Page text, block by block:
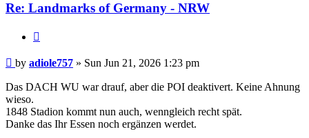
Re: Landmarks of Germany - NRW
Post
by adiole757 » Sun Jun 21, 2026 1:23 pm
Das DACH WU war drauf, aber die POI deaktivert. Keine Ahnung
wieso.
1848 Stadion kommt nun auch, wenngleich recht spät.
Danke das Ihr Essen noch ergänzen werdet.